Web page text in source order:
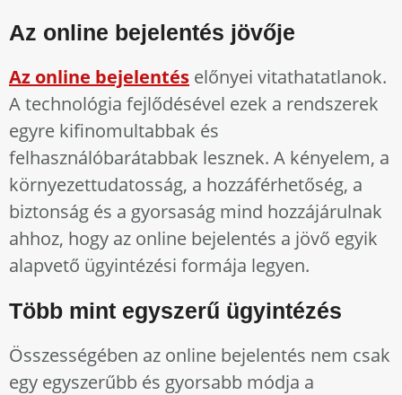
Az online bejelentés jövője
Az online bejelentés előnyei vitathatatlanok.
A technológia fejlődésével ezek a rendszerek
egyre kifinomultabbak és
felhasználóbarátabbak lesznek. A kényelem, a
környezettudatosság, a hozzáférhetőség, a
biztonság és a gyorsaság mind hozzájárulnak
ahhoz, hogy az online bejelentés a jövő egyik
alapvető ügyintézési formája legyen.
Több mint egyszerű ügyintézés
Összességében az online bejelentés nem csak
egy egyszerűbb és gyorsabb módja a